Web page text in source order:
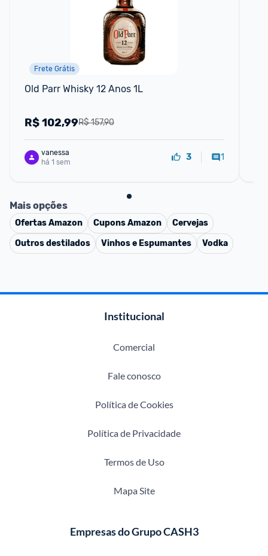
Frete Grátis
Old Parr Whisky 12 Anos 1L
R$ 157,90
R$102,99
vanessa
há 1 sem
3 1
Mais opções
OfertasAmazon CuponsAmazon
Cervejas
Outros destilados
Vinhos e Espumantes Vodka
Institucional
Comercial
Fale conosco
Política de Cookies
Política de Privacidade
Termos de Uso
Mapa Site
Empresas do Grupo CASH3